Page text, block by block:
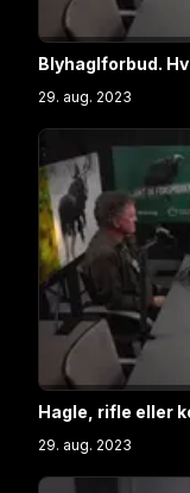
Blyhaglforbud.
29. aug. 2023
Hagle, rifle eller
29. aug. 2023